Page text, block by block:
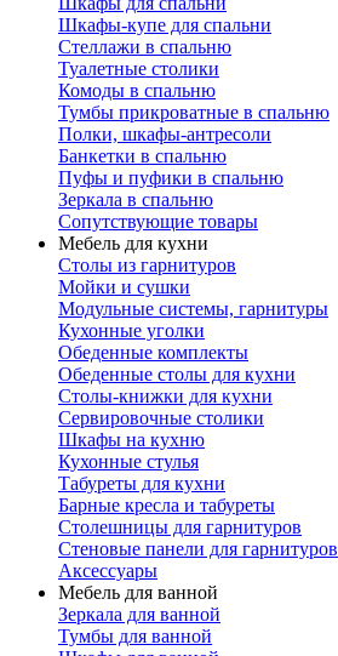
Шкафы-купе для спальни
Стеллажи в спальню
Туалетные столики
Комоды в спальню
Тумбы прикроватные в спальню
Полки, шкафы-антресоли
Банкетки в спальню
Пуфы и пуфики в спальню
Зеркала в спальню
Сопутствующие товары
Мебель для кухни
Столы из гарнитуров
Мойки и сушки
Модульные системы, гарнитуры
Кухонные уголки
Обеденные комплекты
Обеденные столы для кухни
Столы-книжки для кухни
Сервировочные столики
Шкафы на кухню
Кухонные стулья
Табуреты для кухни
Барные кресла и табуреты
Столешницы для гарнитуров
Стеновые панели для гарнитуров
Аксессуары
Мебель для ванной
Зеркала для ванной
Тумбы для ванной